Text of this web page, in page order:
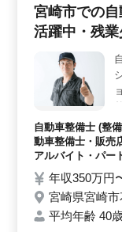
宮崎市での
活躍中・残業
自動車整備士 (整
動車整備士・販売
アルバイト・パー
年収350万円
宮崎県宮崎
平均年齢 40